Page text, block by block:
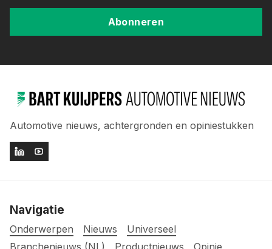
Abonneren
Automotive nieuws, achtergronden en opiniestukken
Navigatie
Onderwerpen Nieuws
Universeel